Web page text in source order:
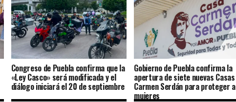
Congreso de Puebla confirma que la
«Ley Casco» será modificada y el
diálogo iniciará el 20 de septiembre
Gobierno de Puebla confirma la
apertura de siete nuevas Casas
Carmen Serdán para proteger a
mujeres